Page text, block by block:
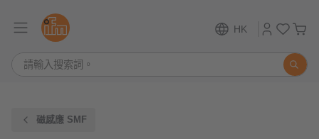
HK
磁感應 SMF